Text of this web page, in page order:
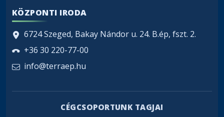
KÖZPONTI IRODA
6724 Szeged, Bakay Nándor u. 24. B.ép, fszt. 2.
+36 30 220-77-00
info@terraep.hu
CÉGCSOPORTUNK TAGJAI